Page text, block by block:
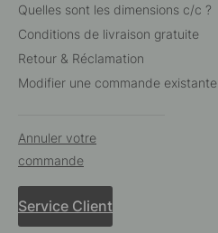
Quelles sont les dimensions c/c ?
Conditions de livraison gratuite
Retour & Réclamation
Modifier une commande existante
Annuler votre
commande
Service Client